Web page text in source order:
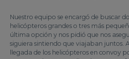
Nuestro equipo se encargó de buscar
helicópteros grandes o tres más
última opción y nos pidió que nos
siguiera sintiendo que viajaban juntos.
llegada de los helicópteros en convoy